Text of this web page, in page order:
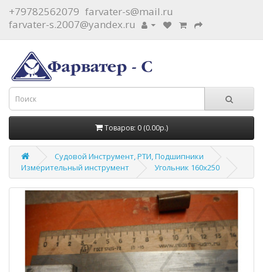
+79782562079 farvater-s@mail.ru
farvater-s.2007@yandex.ru
Товаров: 0 (0.00р.)
Судовой Инструмент, РТИ, Подшипники
Измерительный инструмент
Угольник 160х250